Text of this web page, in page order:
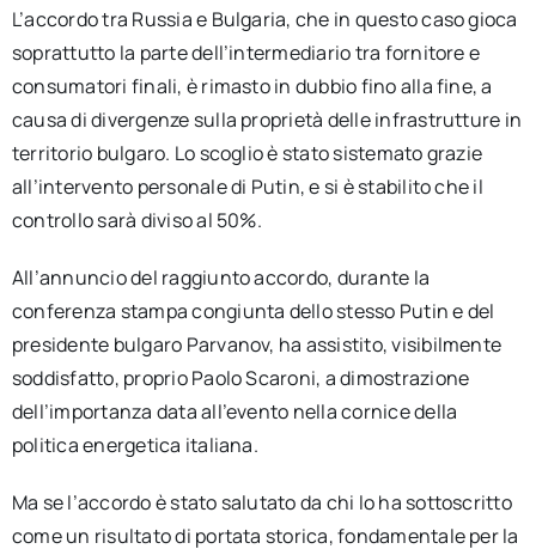
L’accordo tra Russia e Bulgaria, che in questo caso gioca
soprattutto la parte dell’intermediario tra fornitore e
consumatori finali, è rimasto in dubbio fino alla fine, a
causa di divergenze sulla proprietà delle infrastrutture in
territorio bulgaro. Lo scoglio è stato sistemato grazie
all’intervento personale di Putin, e si è stabilito che il
controllo sarà diviso al 50%.
All’annuncio del raggiunto accordo, durante la
conferenza stampa congiunta dello stesso Putin e del
presidente bulgaro Parvanov, ha assistito, visibilmente
soddisfatto, proprio Paolo Scaroni, a dimostrazione
dell’importanza data all’evento nella cornice della
politica energetica italiana.
Ma se l’accordo è stato salutato da chi lo ha sottoscritto
come un risultato di portata storica, fondamentale per la